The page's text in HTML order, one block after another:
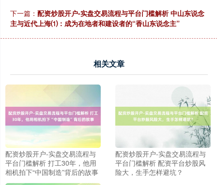
下一篇： 配资炒股开户-实盘交易流程与平台门槛解析 中山东说念
主与近代上海⑴：成为在地者和建设者的“香山东说念主”
相关文章
配资炒股开户-实盘交易流程与
平台门槛解析 打工30年，他用
相机拍下“中国制造”背后的故事
配资炒股开户-实盘交易流程与
平台门槛解析 配资平台炒股风
险大，生手怎样避坑？